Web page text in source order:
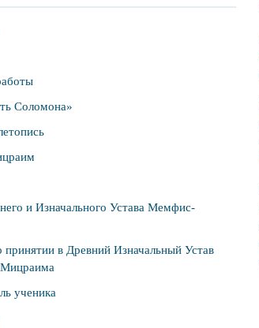
Соломона»
и Изначального Устава Мемфис-
в Древний Изначальный Устав
ученика